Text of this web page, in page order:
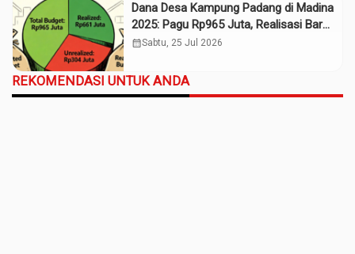
Dana Desa Kampung Padang di Madina
2025: Pagu Rp965 Juta, Realisasi Baru
Rp661 Juta
calendar_monthSabtu, 25 Jul 2026
REKOMENDASI UNTUK ANDA